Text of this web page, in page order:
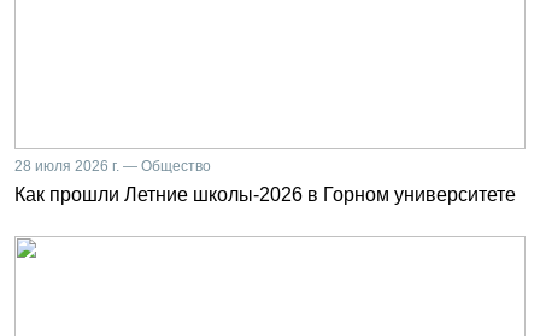
28 июля 2026 г. — Общество
Как прошли Летние школы-2026 в Горном университете